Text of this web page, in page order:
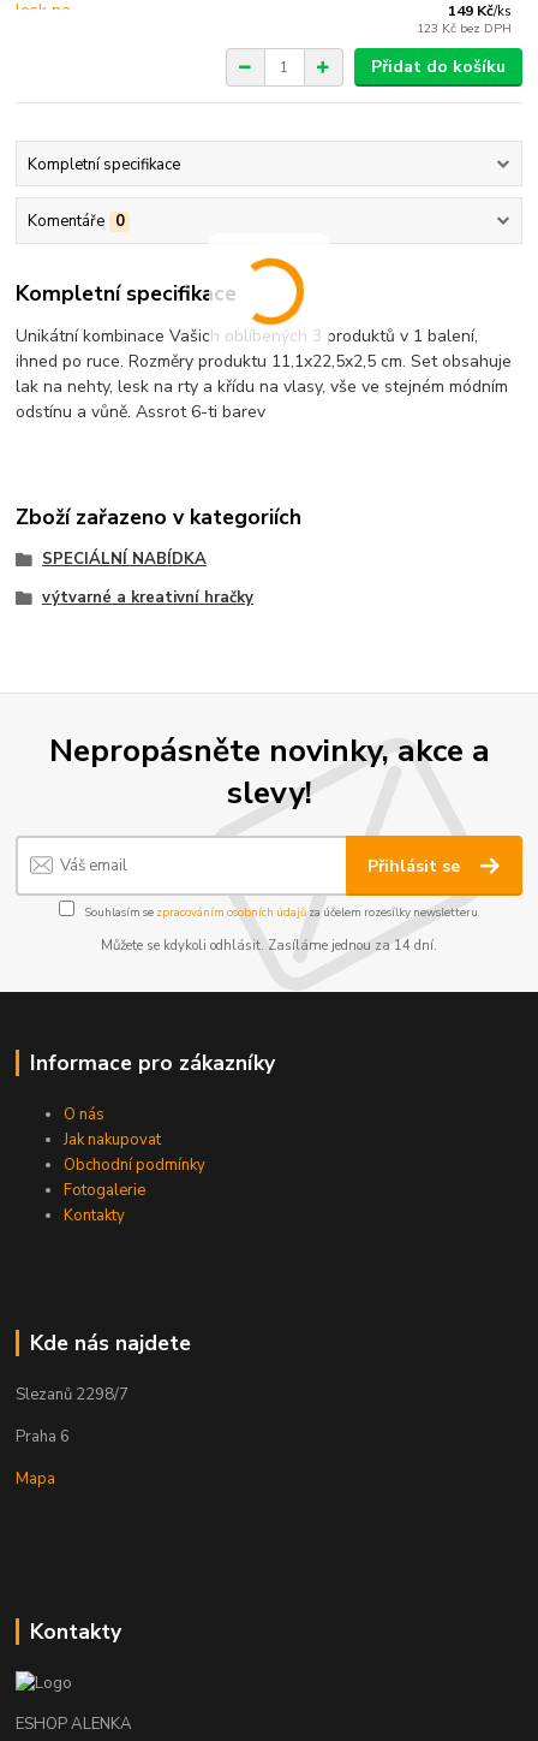
149 Kč/ks
123 Kč bez DPH
Přidat do košíku
Kompletní specifikace
Komentáře 0
Kompletní specifikace
Unikátní kombinace Vašich oblíbených 3 produktů v 1 balení,
ihned po ruce. Rozměry produktu 11,1x22,5x2,5 cm. Set obsahuje
lak na nehty, lesk na rty a křídu na vlasy, vše ve stejném módním
odstínu a vůně. Assrot 6-ti barev
Zboží zařazeno v kategoriích
SPECIÁLNÍ NABÍDKA
výtvarné a kreativní hračky
Nepropásněte novinky, akce a
slevy!
Přihlásit se
Souhlasím se zpracováním osobních údajůza účelem rozesílky newsletteru.
Můžete se kdykoli odhlásit. Zasíláme jednou za 14 dní.
Informace pro zákazníky
O nás
Jak nakupovat
Obchodní podmínky
Fotogalerie
Kontakty
Kde nás najdete
Slezanů 2298/7
Praha 6
Mapa
Kontakty
ESHOP ALENKA